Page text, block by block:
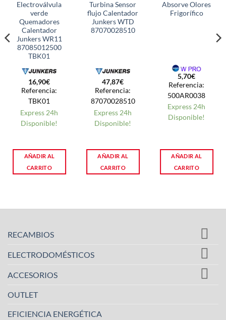
Electroválvula
verde
Quemadores
Calentador
Junkers WR11
87085012500
TBK01
16,90€
Referencia:
TBK01
Express 24h
Disponible!
AÑADIR AL
CARRITO
Turbina Sensor
flujo Calentador
Junkers WTD
87070028510
47,87€
Referencia:
87070028510
Express 24h
Disponible!
AÑADIR AL
CARRITO
Absorve Olores
Frigorífico
5,70€
Referencia:
500AR0038
Express 24h
Disponible!
AÑADIR AL
CARRITO
RECAMBIOS
ELECTRODOMÉSTICOS
ACCESORIOS
OUTLET
EFICIENCIA ENERGÉTICA